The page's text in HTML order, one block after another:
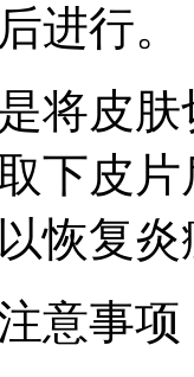
进行。
将皮
下皮
恢复
意事项